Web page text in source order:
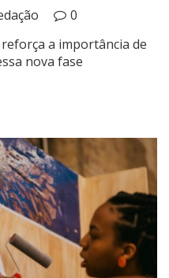
0
a importância de
nova fase